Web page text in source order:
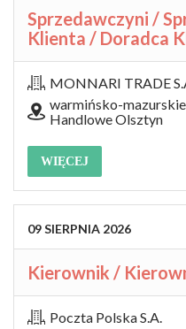
Sprzedawczyni /
Klienta / Doradca
MONNARI TRADE
warmińsko-
Handlowe Olsztyn
WIĘCEJ
09SIERPNIA 2026
Kierownik /
Poczta Polska S.A.